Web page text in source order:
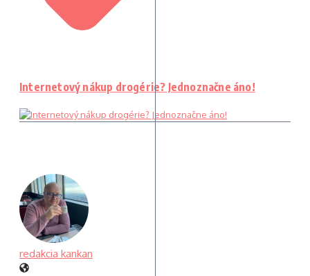
Internetový nákup drogérie? Jednoznačne áno!
redakcia kankan